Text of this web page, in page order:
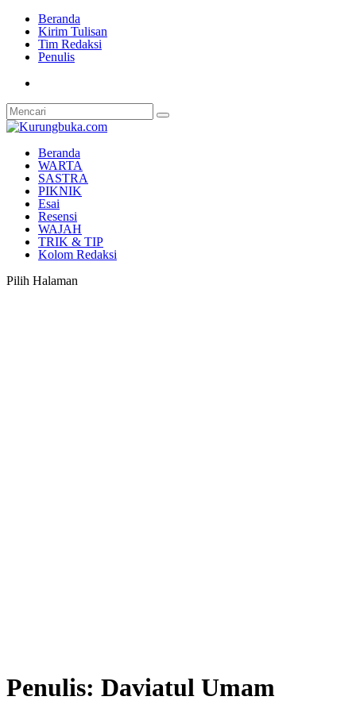
Beranda
Kirim Tulisan
Tim Redaksi
Penulis
Beranda
WARTA
SASTRA
PIKNIK
Esai
Resensi
WAJAH
TRIK & TIP
Kolom Redaksi
Pilih Halaman
Penulis: Daviatul Umam